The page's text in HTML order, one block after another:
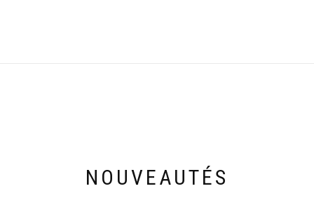
NOUVEAUTÉS